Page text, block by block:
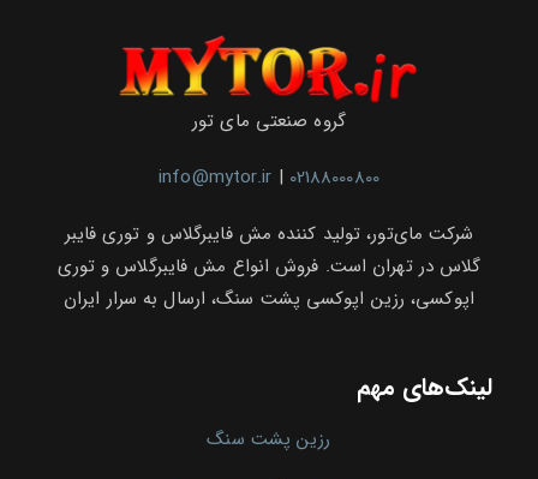
گروه صنعتی مای تور
info@mytor.ir | 02188000800
شرکت مای‌تور، تولید کننده مش فایبرگلاس و توری فایبر
گلاس در تهران است. فروش انواع مش فایبرگلاس و توری
اپوکسی، رزین اپوکسی پشت سنگ، ارسال به سرار ایران
لینک‌های مهم
رزین پشت سنگ